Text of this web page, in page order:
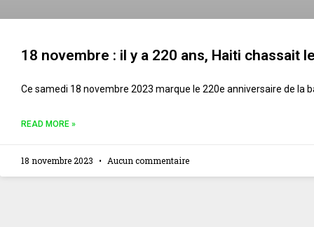
18 novembre : il y a 220 ans, Haiti chassait
Ce samedi 18 novembre 2023 marque le 220e anniversaire de la
READ MORE »
18 novembre 2023 Aucun commentaire